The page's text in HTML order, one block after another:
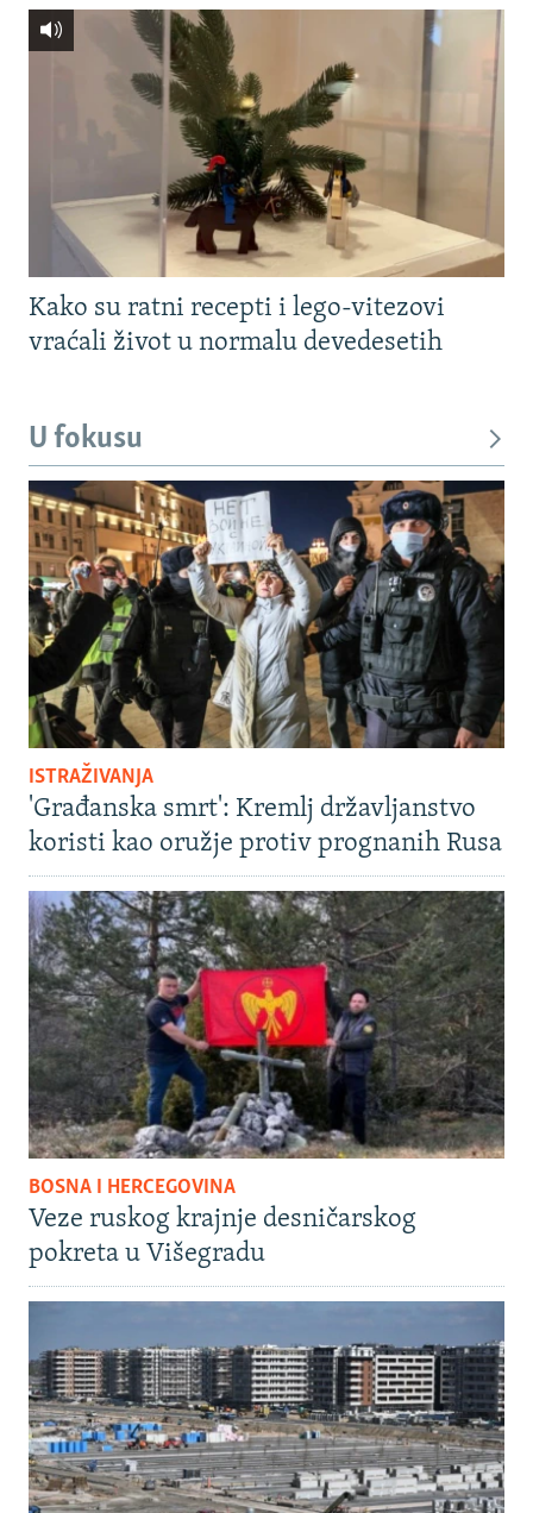
Kako su ratni recepti i lego-vitezovi
vraćali život u normalu devedesetih
U fokusu
ISTRAŽIVANJA
'Građanska smrt': Kremlj državljanstvo
koristi kao oružje protiv prognanih Rusa
BOSNA I HERCEGOVINA
Veze ruskog krajnje desničarskog
pokreta u Višegradu